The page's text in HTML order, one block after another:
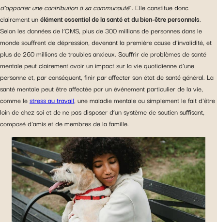
d’apporter une contribution à sa communauté“. Elle constitue donc
clairement unélément essentiel de la santé et du bien-être personnels.
Selon les données de l’OMS, plus de 300 millions de personnes dans le
monde souffrent de dépression, devenant la première cause d’invalidité, et
plus de 260 millions de troubles anxieux. Souffrir de problèmes de santé
mentale peut clairement avoir un impact sur la vie quotidienne d’une
personne et, par conséquent, finir par affecter son état de santé général. La
santé mentale peut être affectée par un événement particulier de la vie,
comme lestress au travail, une maladie mentale ou simplement le fait d’être
loin de chez soi et de ne pas disposer d’un système de soutien suffisant,
composé d’amis et de membres de la famille.